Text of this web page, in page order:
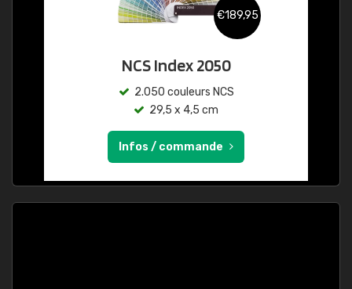
€189,95
NCS Index 2050
2.050 couleurs NCS
29,5 x 4,5 cm
Infos / commande